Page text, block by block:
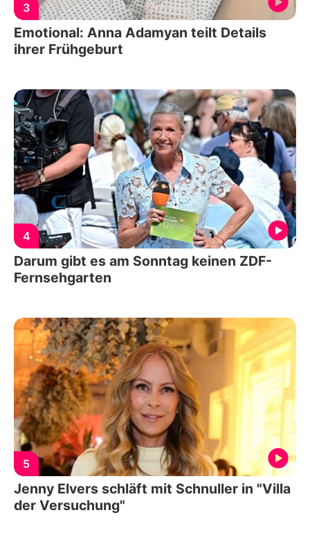
3
Emotional: Anna Adamyan teilt Details
ihrer Frühgeburt
4
Darum gibt es am Sonntag keinen ZDF-
Fernsehgarten
5
Jenny Elvers schläft mit Schnuller in "Villa
der Versuchung"